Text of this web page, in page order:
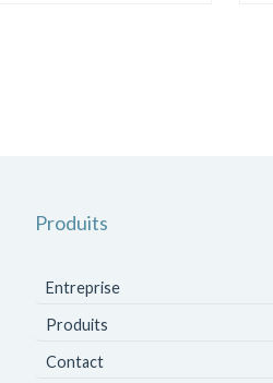
Produits
Entreprise
Produits
Contact